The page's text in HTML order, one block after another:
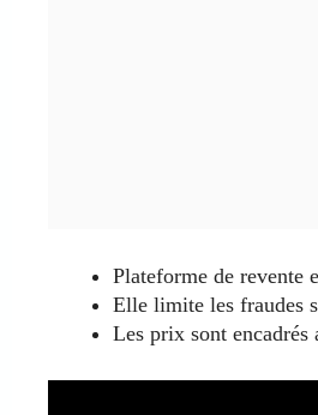
Plateforme de revente
Elle limite les fraudes
Les prix sont encadrés